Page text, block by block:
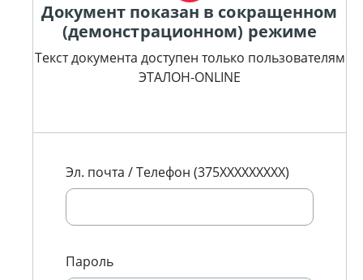
Документ показан в сокращенном
(демонстрационном) режиме
Текст документа доступен только пользователям
ЭТАЛОН-ONLINE
Эл. почта / Телефон (375XXXXXXXXX)
Пароль